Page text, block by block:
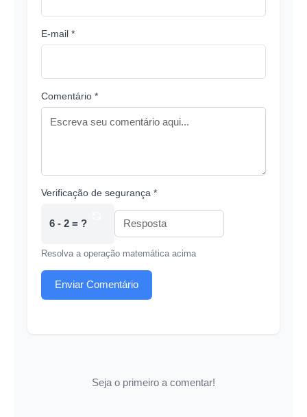
E-mail *
Comentário *
Verificação de segurança *
6 - 2 = ?
Resolva a operação matemática acima
Enviar Comentário
Seja o primeiro a comentar!